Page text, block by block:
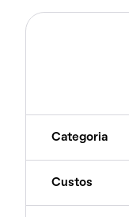
Categoria
Custos